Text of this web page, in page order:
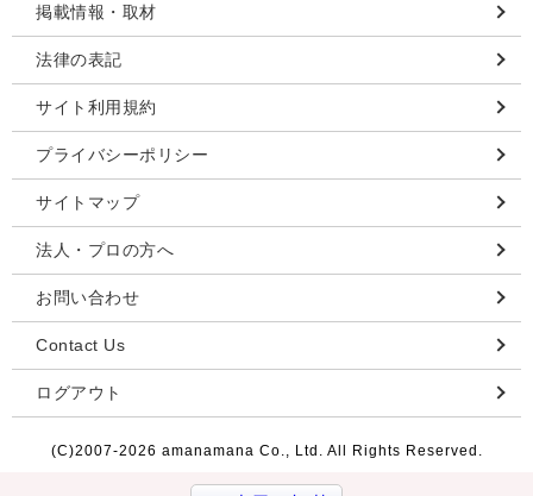
掲載情報・取材
法律の表記
サイト利用規約
プライバシーポリシー
サイトマップ
法人・プロの方へ
お問い合わせ
Contact Us
ログアウト
(C)2007-2026 amanamana Co., Ltd. All Rights Reserved.